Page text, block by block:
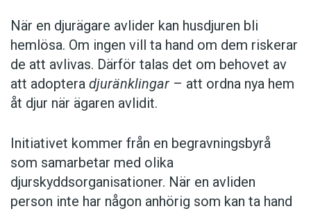
När en djurägare avlider kan husdjuren bli
hemlösa. Om ingen vill ta hand om dem riskerar
de att avlivas. Därför talas det om behovet av
att adoptera djuränklingar – att ordna nya hem
åt djur när ägaren avlidit.
Initiativet kommer från en begravningsbyrå
som samarbetar med olika
djurskyddsorganisationer. När en avliden
person inte har någon anhörig som kan ta hand